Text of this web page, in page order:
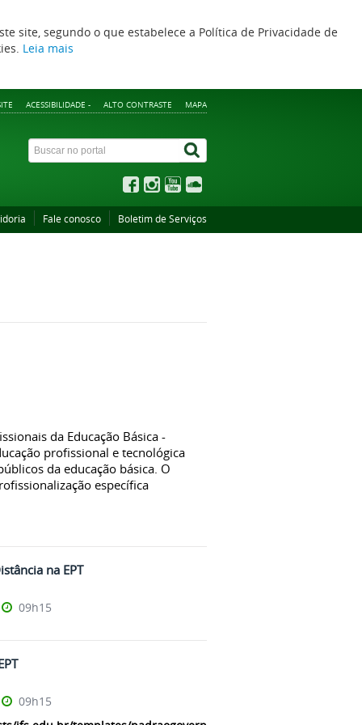
site, segundo o que estabelece a Política de Privacidade de
Leia mais
ACESSIBILIDADE - ALTO CONTRASTE MAPA
Fale conosco Boletim de Serviços
da Educação Básica -
profissional e tecnológica
da educação básica. O
específica
na EPT
09h15
09h15